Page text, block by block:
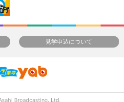
見学申込について
Broadcasting.,Ltd.